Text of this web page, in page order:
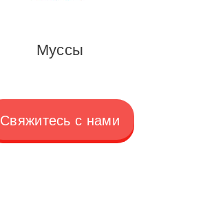
Муссы
Свяжитесь с нами